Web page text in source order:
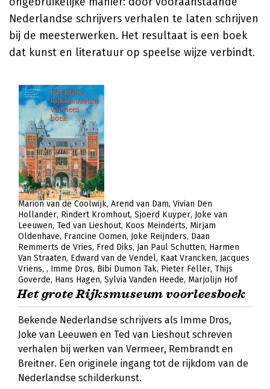
Nederlandse schrijvers verhalen te laten schrijven
bij de meesterwerken. Het resultaat is een boek
dat kunst en literatuur op speelse wijze verbindt.
Marion van de Coolwijk Arend van Dam Vivian Den
Hollander Rindert Kromhout Sjoerd Kuyper Joke van
Leeuwen Ted van Lieshout Koos Meinderts Mirjam
Oldenhave Francine Oomen Joke Reijnders Daan
Remmerts de Vries Fred Diks Jan Paul Schutten Harmen
Van Straaten Edward van de Vendel Kaat Vrancken Jacques
Vriens
Imme Dros Bibi Dumon Tak Pieter Feller Thijs
Goverde Hans Hagen Sylvia Vanden Heede Marjolijn Hof
Het grote Rijksmuseum voorleesboek
Bekende Nederlandse schrijvers als Imme Dros,
Joke van Leeuwen en Ted van Lieshout schreven
verhalen bij werken van Vermeer, Rembrandt en
Breitner. Een originele ingang tot de rijkdom van de
Nederlandse schilderkunst.